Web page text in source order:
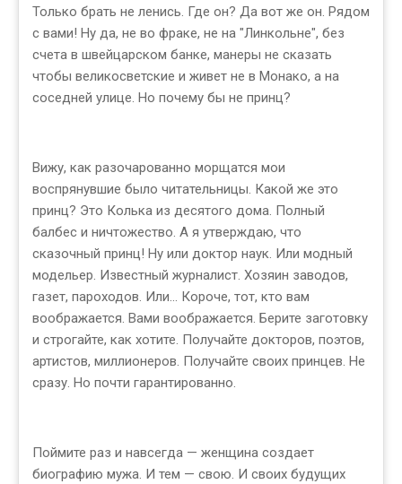
Только брать не ленись. Где он? Да вот же он. Рядом
с вами! Ну да, не во фраке, не на "Линкольне", без
счета в швейцарском банке, манеры не сказать
чтобы великосветские и живет не в Монако, а на
соседней улице. Но почему бы не принц?
Вижу, как разочарованно морщатся мои
воспрянувшие было читательницы. Какой же это
принц? Это Колька из десятого дома. Полный
балбес и ничтожество. А я утверждаю, что
сказочный принц! Ну или доктор наук. Или модный
модельер. Известный журналист. Хозяин заводов,
газет, пароходов. Или... Короче, тот, кто вам
воображается. Вами воображается. Берите заготовку
и строгайте, как хотите. Получайте докторов, поэтов,
артистов, миллионеров. Получайте своих принцев. Не
сразу. Но почти гарантированно.
Поймите раз и навсегда — женщина создает
биографию мужа. И тем — свою. И своих будущих